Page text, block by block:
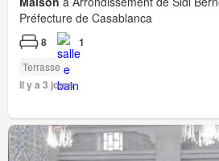
Préfecture de Casablanca
8 1
Terrasse
Il y a 3 jours